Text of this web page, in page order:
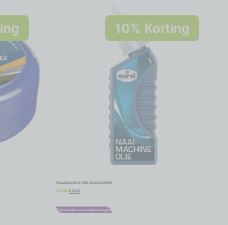
10% Korting
Naaimachine Olie Eurol 100ml
€ € 5,36
Toevoegen aan winkelwagen